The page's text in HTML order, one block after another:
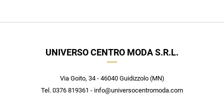
UNIVERSO CENTRO MODA S.R.L.
Via Goito, 34 - 46040 Guidizzolo (MN)
Tel. 0376 819361 - info@universocentromoda.com
Ricevi subito il tuo promocode con lo sconto del 20% su tutti i
nuovi arrivi utilizzabile anche in negozio!
scopri in anteprima le offerte in esclusiva a te riservate.